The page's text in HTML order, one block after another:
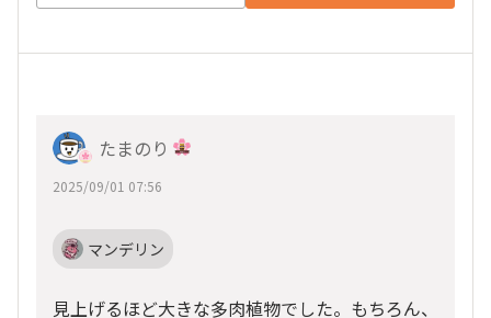
たまのり
2025/09/01 07:56
マンデリン
見上げるほど大きな多肉植物でした。もちろん、